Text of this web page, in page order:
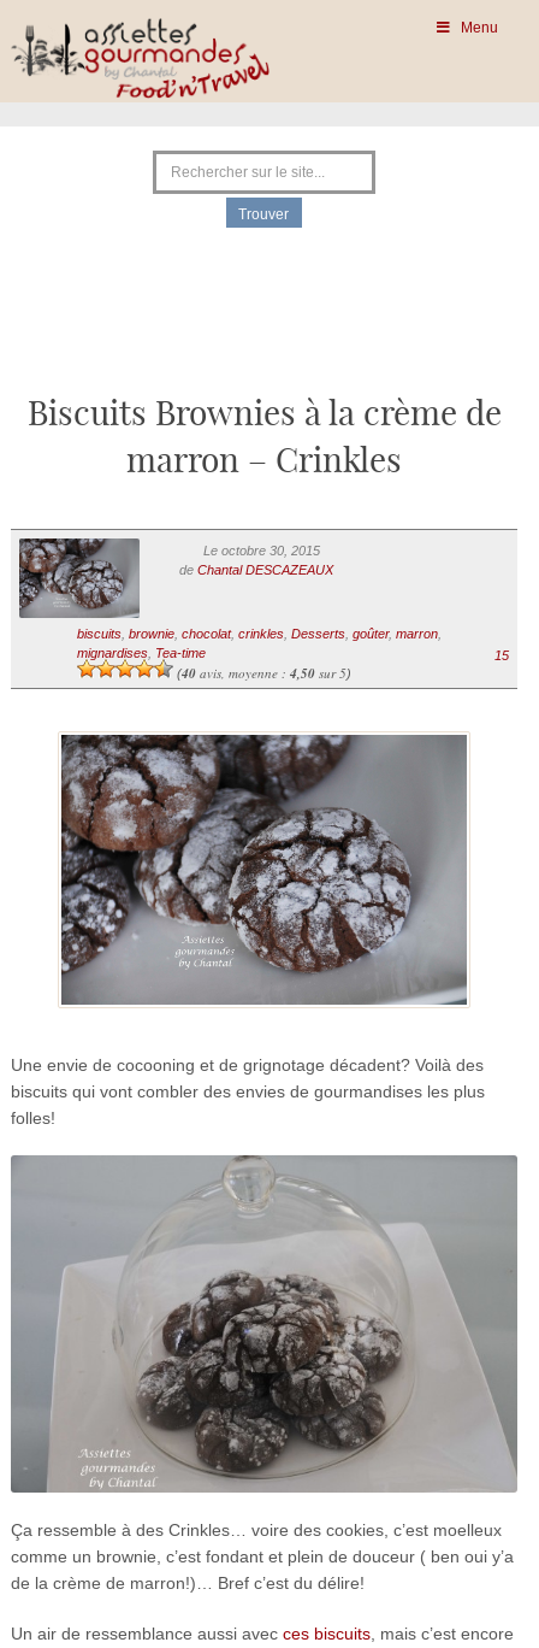
Menu
Biscuits Brownies à la crème de
marron – Crinkles
Le octobre 30, 2015
de Chantal DESCAZEAUX
biscuits, brownie, chocolat, crinkles, Desserts, goûter, marron,
mignardises, Tea-time
(40avis, moyenne : 4,50sur 5)
15
Une envie de cocooning et de grignotage décadent? Voilà des
biscuits qui vont combler des envies de gourmandises les plus
folles!
Ça ressemble à des Crinkles… voire des cookies, c’est moelleux
comme un brownie, c’est fondant et plein de douceur ( ben oui y’a
de la crème de marron!)… Bref c’est du délire!
Un air de ressemblance aussi avec ces biscuits, mais c’est encore